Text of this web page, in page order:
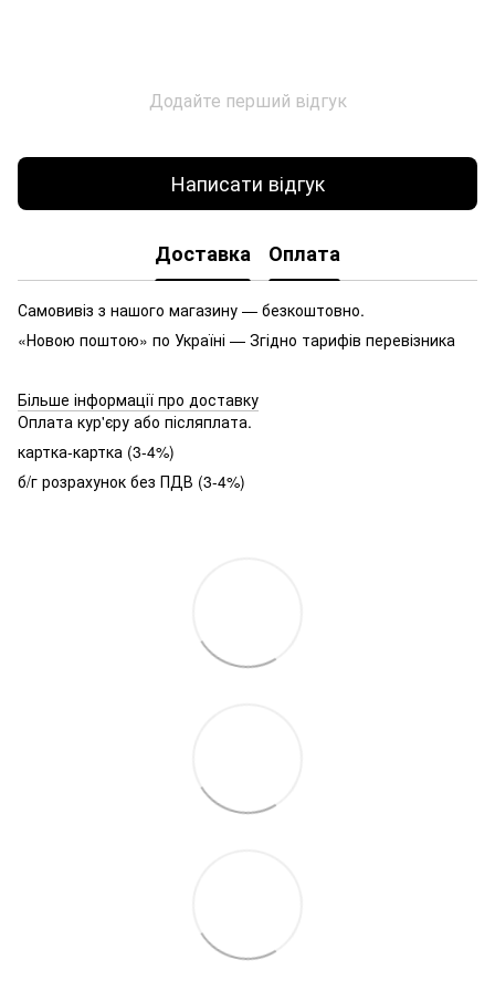
Додайте перший відгук
Написати відгук
Доставка Оплата
Самовивіз з нашого магазину — безкоштовно.
«Новою поштою» по Україні — Згідно тарифів перевізника
Більше інформації про доставку
Оплата кур'єру або післяплата.
картка-картка (3-4%)
б/г розрахунок без ПДВ (3-4%)